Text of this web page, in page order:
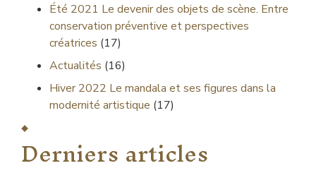
Été 2021 Le devenir des objets de scène. Entre
conservation préventive et perspectives
créatrices (17)
Actualités (16)
Hiver 2022 Le mandala et ses figures dans la
modernité artistique (17)
Derniers articles